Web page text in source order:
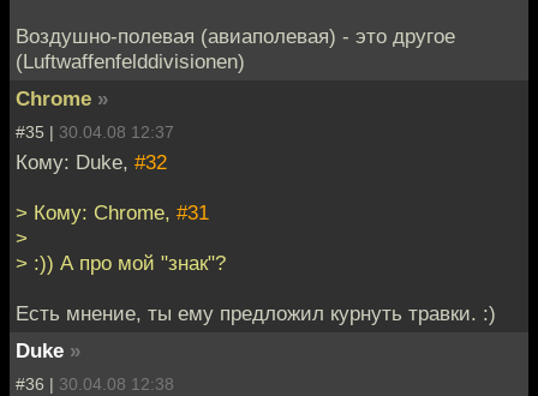
Воздушно-полевая (авиаполевая) - это другое
(Luftwaffenfelddivisionen)
Chrome »
#35 | 30.04.08 12:37
Кому: Duke, #32
> Кому: Chrome, #31
>
> :)) А про мой "знак"?
Есть мнение, ты ему предложил курнуть травки. :)
Duke »
#36 | 30.04.08 12:38